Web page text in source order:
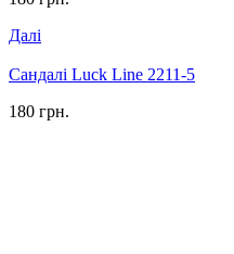
Далі
Сандалі Luck Line 2211-5
180 грн.